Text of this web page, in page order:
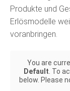
Produkte und
Erlösmodelle
voranbringen.
You are
Default . To
below. Please